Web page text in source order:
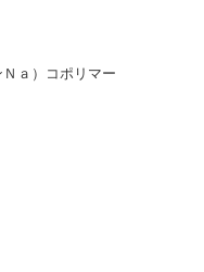
ａ）コポリマー